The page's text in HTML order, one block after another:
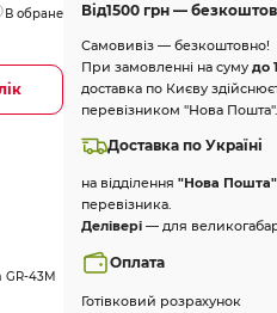
В обране
GR-43M
Від1500 грн —
Самовивіз — безкоштовно!
При замовленні на сумудо
доставка по Києву
перевізником "Нова Пошта".
Доставка по Україні
на відділення"Нова
перевізника.
Делівері — для
Оплата
Готівковий розрахунок